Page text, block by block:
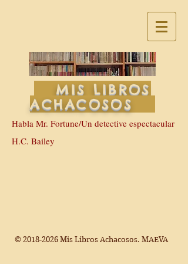
MIS LIBROS
ACHACOSOS
Habla Mr. Fortune/Un detective espectacular
H.C. Bailey
© 2018-2026 Mis Libros Achacosos. MAEVA